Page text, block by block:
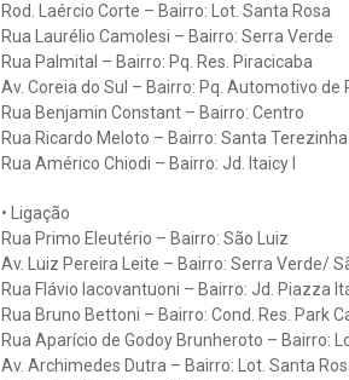
Rod. Laércio Corte – Bairro: Lot. Santa Rosa
Rua Laurélio Camolesi – Bairro: Serra Verde
Rua Palmital – Bairro: Pq. Res. Piracicaba
Av. Coreia do Sul – Bairro: Pq. Automotivo de
Rua Benjamin Constant – Bairro: Centro
Rua Ricardo Meloto – Bairro: Santa Terezinha
Rua Américo Chiodi – Bairro: Jd. Itaicy I
• Ligação
Rua Primo Eleutério – Bairro: São Luiz
Av. Luiz Pereira Leite – Bairro: Serra Verde/
Rua Flávio Iacovantuoni – Bairro: Jd. Piazza
Rua Bruno Bettoni – Bairro: Cond. Res. Park
Rua Aparício de Godoy Brunheroto – Bairro:
Av. Archimedes Dutra – Bairro: Lot. Santa